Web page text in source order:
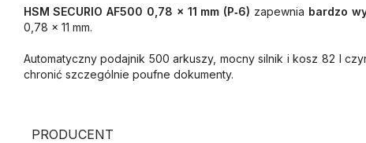
HSM SECURIO AF500 0,78 x 11 mm (P‑6) zapewnia bardzo
0,78 x 11 mm.
Automatyczny podajnik 500 arkuszy, mocny silnik i kosz 82 l
chronić szczególnie poufne dokumenty.
PRODUCENT